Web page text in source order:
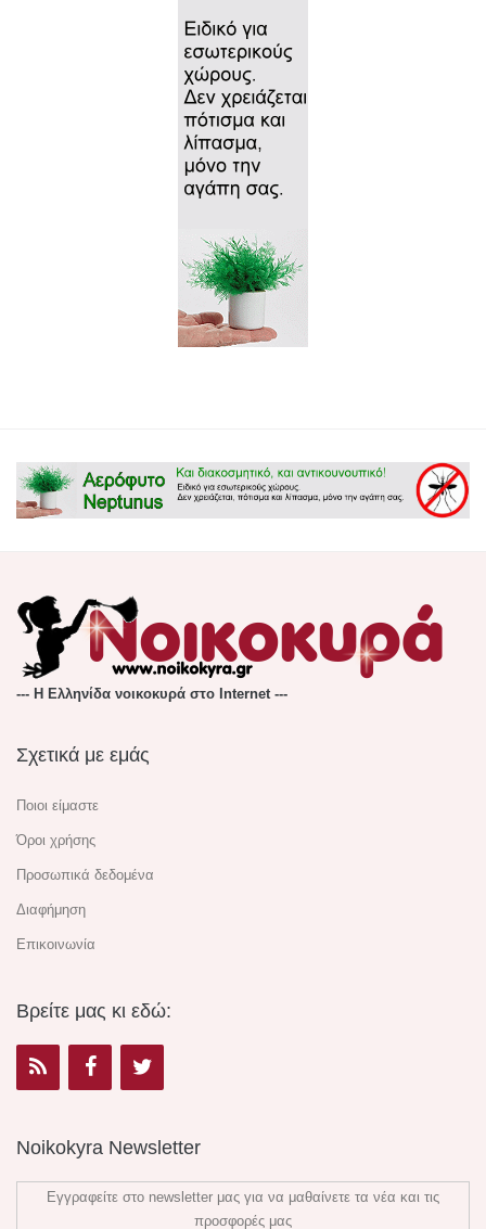
--- Η Ελληνίδα νοικοκυρά στο Internet ---
Σχετικά με εμάς
Ποιοι είμαστε
Όροι χρήσης
Προσωπικά δεδομένα
Διαφήμηση
Επικοινωνία
Βρείτε μας κι εδώ:
Noikokyra Newsletter
Εγγραφείτε στο newsletter μας για να μαθαίνετε τα νέα και τις
προσφορές μας